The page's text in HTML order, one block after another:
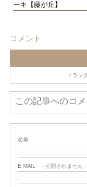
ーキ【藤が丘】
コメント
トラッ
この記事へのコ
名前
E-MAIL - 公開されません -